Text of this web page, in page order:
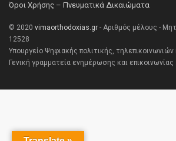
Όροι Χρήσης – Πνευματικά Δικαιώματα
© 2020 vimaorthodoxias.gr - Αριθμός μέλους -
12528
Υπουργείο Ψηφιακής πολιτικής,
Γενική γραμματεία ενημέρωσης και επικοινωνίας .